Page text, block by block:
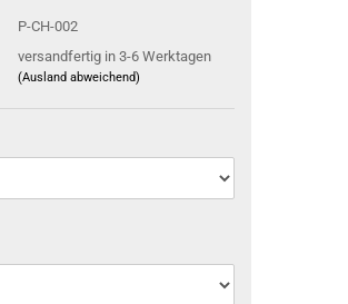
P-CH-002
versandfertig in 3-6 Werktagen
(Ausland abweichend)